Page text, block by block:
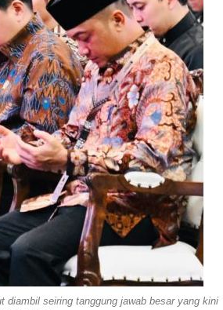
diambil seiring tanggung jawab besar yang kini